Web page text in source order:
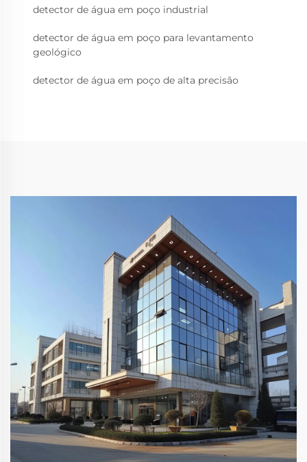
detector de água em poço industrial
detector de água em poço para levantamento
geológico
detector de água em poço de alta precisão